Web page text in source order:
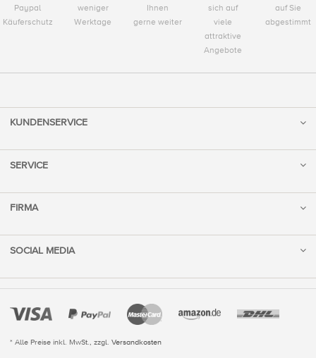
Paypal
Käuferschutz
weniger
Werktage
Ihnen
gerne weiter
sich auf
viele
attraktive
Angebote
auf Sie
abgestimmt
KUNDENSERVICE
SERVICE
FIRMA
SOCIAL MEDIA
* Alle Preise inkl. MwSt., zzgl. Versandkosten